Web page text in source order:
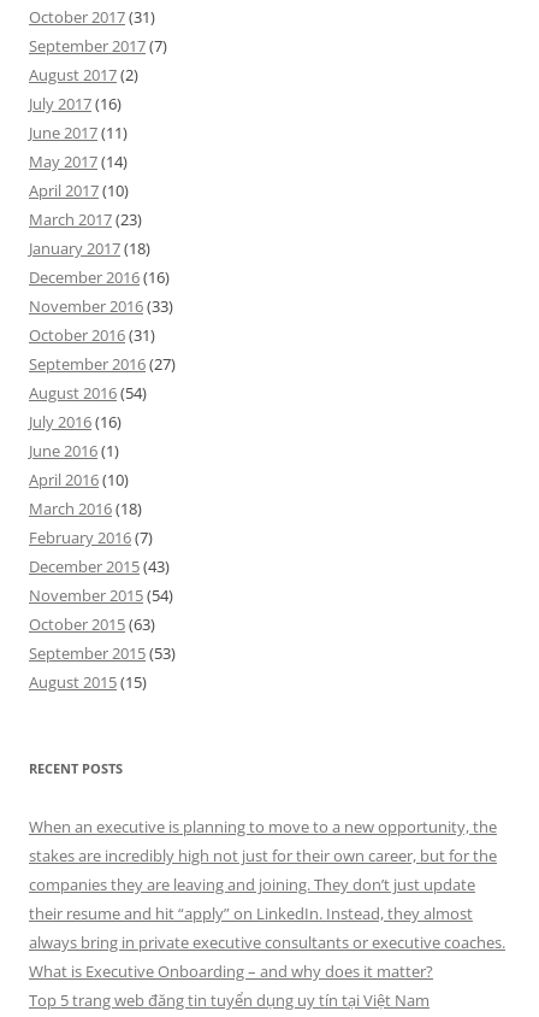
October 2017(31)
September 2017(7)
August 2017(2)
July 2017(16)
June 2017(11)
May 2017(14)
April 2017(10)
March 2017(23)
January 2017(18)
December 2016(16)
November 2016(33)
October 2016(31)
September 2016(27)
August 2016(54)
July 2016(16)
June 2016(1)
April 2016(10)
March 2016(18)
February 2016(7)
December 2015(43)
November 2015(54)
October 2015(63)
September 2015(53)
August 2015(15)
RECENT POSTS
When an executive is planning to move to a new opportunity, the
stakes are incredibly high not just for their own career, but for the
companies they are leaving and joining. They don’t just update
their resume and hit “apply” on LinkedIn. Instead, they almost
always bring in private executive consultants or executive coaches.
What is Executive Onboarding – and why does it matter?
Top 5 trang web đăng tin tuyển dụng uy tín tại Việt Nam